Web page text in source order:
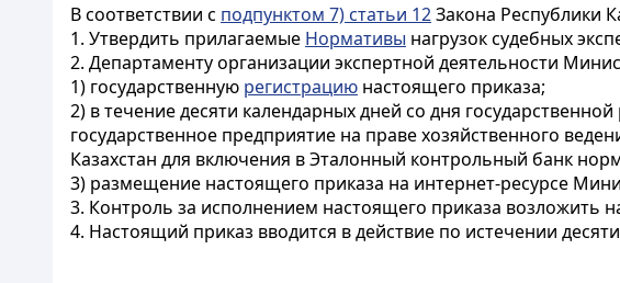
В соответствии с подпунктом 7) статьи 12Закона Республики
1. Утвердить прилагаемые Нормативы нагрузок судебных
2. Департаменту организации экспертной деятельности
1) государственную регистрацию настоящего приказа;
2) в течение десяти календарных дней со дня
государственное предприятие на праве хозяйственного
Казахстан для включения в Эталонный контрольный банк
3) размещение настоящего приказа на интернет-ресурсе
3. Контроль за исполнением настоящего приказа возложить
4. Настоящий приказ вводится в действие по истечении